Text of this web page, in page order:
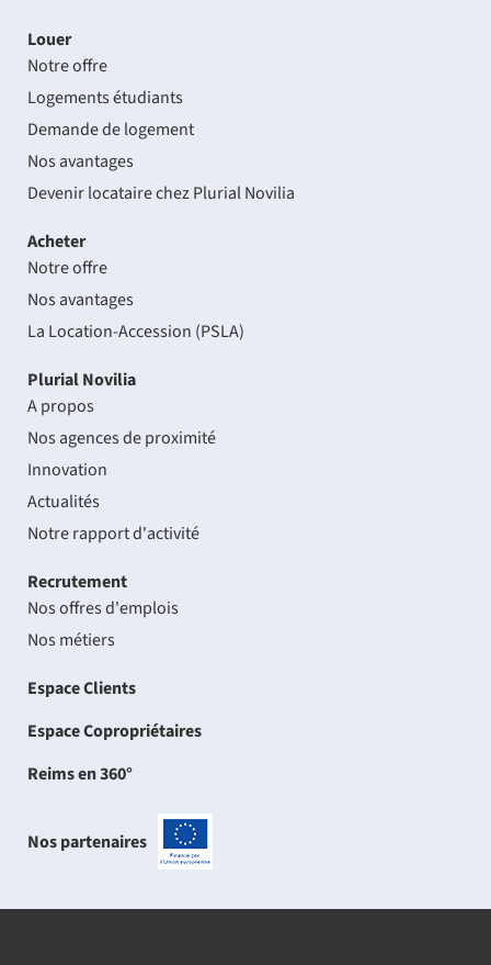
Louer
Notre offre
Logements étudiants
Demande de logement
Nos avantages
Devenir locataire chez Plurial Novilia
Acheter
Notre offre
Nos avantages
La Location-Accession (PSLA)
Plurial Novilia
A propos
Nos agences de proximité
Innovation
Actualités
Notre rapport d'activité
Recrutement
Nos offres d'emplois
Nos métiers
Espace Clients
Espace Copropriétaires
Reims en 360°
Nos partenaires
Projets
par